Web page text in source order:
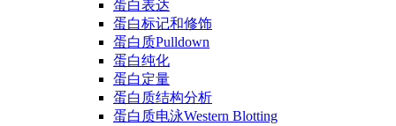
蛋白表达
蛋白标记和修饰
蛋白质Pulldown
蛋白纯化
蛋白定量
蛋白质结构分析
蛋白质电泳Western Blotting